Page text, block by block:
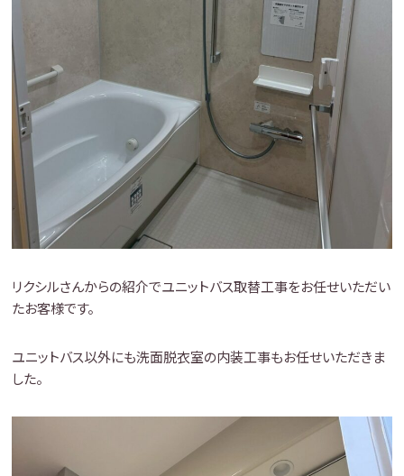
リクシルさんからの紹介でユニットバス取替工事をお任せいただい
たお客様です。
ユニットバス以外にも洗面脱衣室の内装工事もお任せいただきま
した。